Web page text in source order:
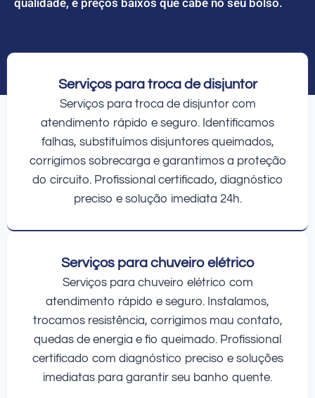
Serviços para troca de disjuntor
Serviços para troca de disjuntor com
atendimento rápido e seguro. Identificamos
falhas, substituímos disjuntores queimados,
corrigimos sobrecarga e garantimos a proteção
do circuito. Profissional certificado, diagnóstico
preciso e solução imediata 24h.
Serviços para chuveiro elétrico
Serviços para chuveiro elétrico com
atendimento rápido e seguro. Instalamos,
trocamos resistência, corrigimos mau contato,
quedas de energia e fio queimado. Profissional
certificado com diagnóstico preciso e soluções
imediatas para garantir seu banho quente.